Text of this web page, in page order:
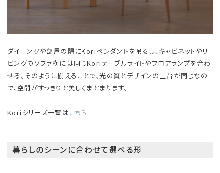
ダイニングや部屋の隅にKoriペンダントを吊るし、キャビネットやリ
ビングのソファ横には同じKoriテーブルライトやフロアランプを合わ
せる。そのように揃えることで、光の質とデザインの土台が同じなの
で、空間がすっきりと美しくまとまります。
Koriシリーズ一覧はこちら
暮らしのシーンに合わせて選べる形